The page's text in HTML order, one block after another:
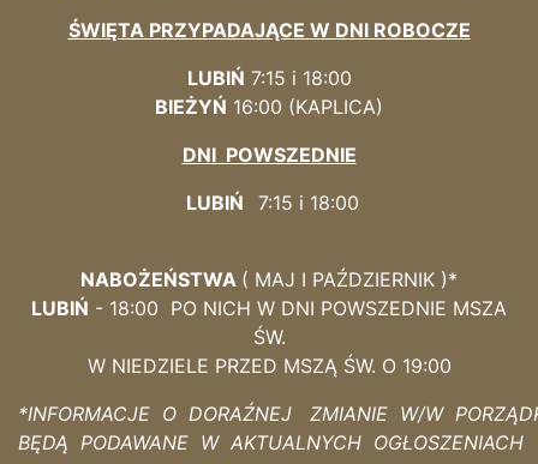
ŚWIĘTA PRZYPADAJĄCE W DNI ROBOCZE
LUBIŃ 7:15 i 18:00
BIEŻYŃ 16:00 (KAPLICA)
DNI POWSZEDNIE
LUBIŃ 7:15 i 18:00
NABOŻEŃSTWA ( MAJ I PAŹDZIERNIK )*
LUBIŃ - 18:00 PO NICH W DNI POWSZEDNIE MSZA
ŚW.
W NIEDZIELE PRZED MSZĄ ŚW. O 19:00
*INFORMACJE O DORAŹNEJ ZMIANIE W/W
BĘDĄ PODAWANE W AKTUALNYCH OGŁOSZENIACH